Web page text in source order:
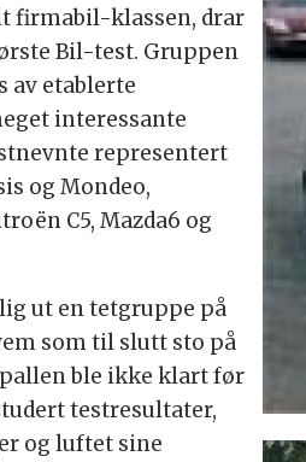
firmabil-klassen, drar
Bil-test. Gruppen
av etablerte
interessante
representert
og Mondeo,
C5, Mazda6 og
ut en tetgruppe på
som til slutt sto på
ble ikke klart før
testresultater,
og luftet sine